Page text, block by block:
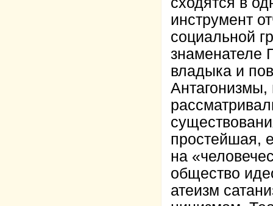
инструмент
социальной
знаменателе
владыка и
Антагонизмы,
простейшая,
на
общество
атеизм